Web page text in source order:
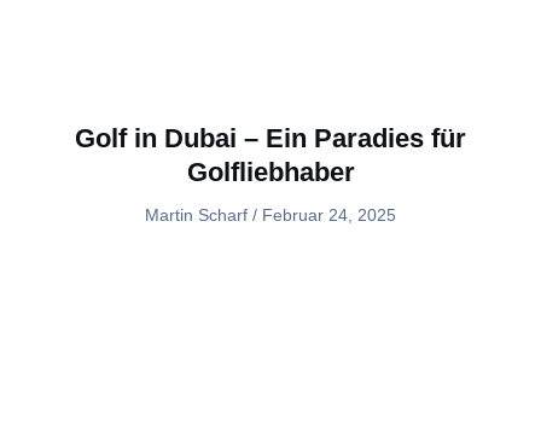
Golf in Dubai – Ein Paradies für
Golfliebhaber
Martin Scharf Februar 24, 2025